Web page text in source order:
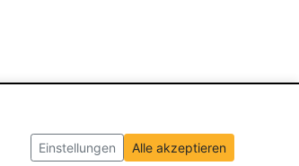
Einstellungen Alle akzeptieren